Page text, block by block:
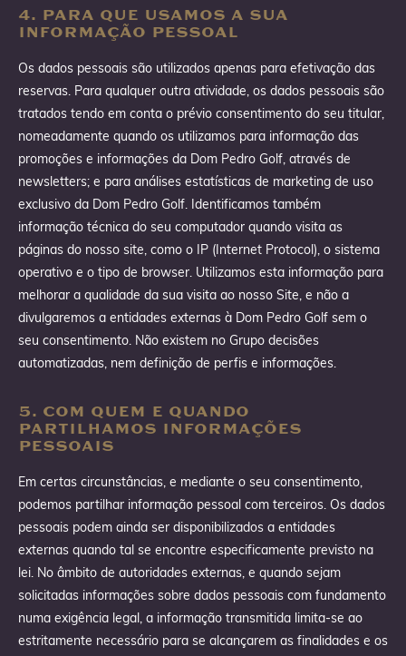
4. PARA QUE USAMOS A SUA
INFORMAÇÃO PESSOAL
Os dados pessoais são utilizados apenas para efetivação das
reservas. Para qualquer outra atividade, os dados pessoais são
tratados tendo em conta o prévio consentimento do seu titular,
nomeadamente quando os utilizamos para informação das
promoções e informações da Dom Pedro Golf, através de
newsletters; e para análises estatísticas de marketing de uso
exclusivo da Dom Pedro Golf. Identificamos também
informação técnica do seu computador quando visita as
páginas do nosso site, como o IP (Internet Protocol), o sistema
operativo e o tipo de browser. Utilizamos esta informação para
melhorar a qualidade da sua visita ao nosso Site, e não a
divulgaremos a entidades externas à Dom Pedro Golf sem o
seu consentimento. Não existem no Grupo decisões
automatizadas, nem definição de perfis e informações.
5. COM QUEM E QUANDO
PARTILHAMOS INFORMAÇÕES
PESSOAIS
Em certas circunstâncias, e mediante o seu consentimento,
podemos partilhar informação pessoal com terceiros. Os dados
pessoais podem ainda ser disponibilizados a entidades
externas quando tal se encontre especificamente previsto na
lei. No âmbito de autoridades externas, e quando sejam
solicitadas informações sobre dados pessoais com fundamento
numa exigência legal, a informação transmitida limita-se ao
estritamente necessário para se alcançarem as finalidades e os